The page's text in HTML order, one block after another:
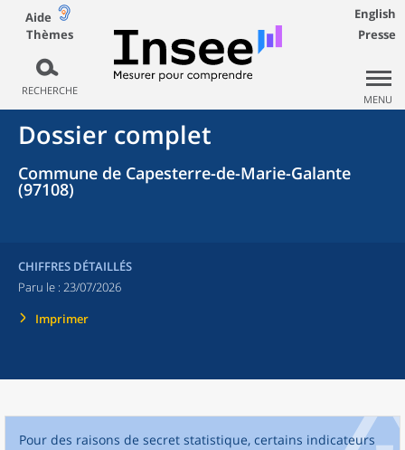
Aide
Thèmes
RECHERCHE
English
Presse
MENU
Dossier complet
Commune de Capesterre-de-Marie-Galante
(97108)
CHIFFRES DÉTAILLÉS
Paru le : 23/07/2026
Imprimer
Pour des raisons de secret statistique, certains indicateurs